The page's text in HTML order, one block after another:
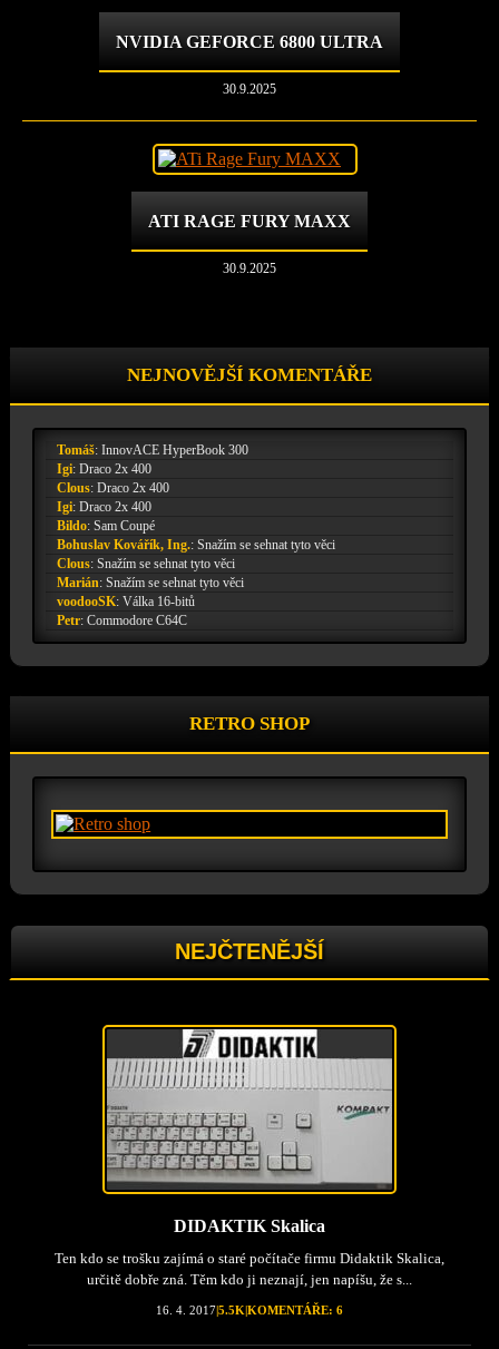
NVIDIA GEFORCE 6800 ULTRA
30.9.2025
ATI RAGE FURY MAXX
30.9.2025
NEJNOVĚJŠÍ KOMENTÁŘE
Tomáš: InnovACE HyperBook 300
Igi: Draco 2x 400
Clous: Draco 2x 400
Igi: Draco 2x 400
Bildo: Sam Coupé
Bohuslav Kovářík, Ing.: Snažím se sehnat tyto věci
Clous: Snažím se sehnat tyto věci
Marián: Snažím se sehnat tyto věci
voodooSK: Válka 16-bitů
Petr: Commodore C64C
RETRO SHOP
NEJČTENĚJŠÍ
DIDAKTIK Skalica
Ten kdo se trošku zajímá o staré počítače firmu Didaktik Skalica,
určitě dobře zná. Těm kdo ji neznají, jen napíšu, že s...
16. 4. 2017|5.5K|KOMENTÁŘE: 6